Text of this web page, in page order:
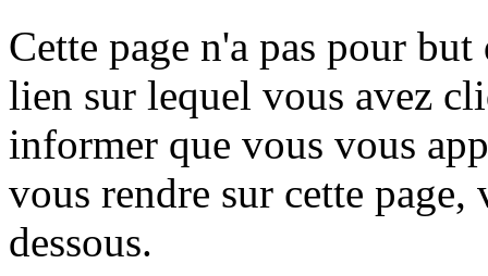
Cette page n'a pas pour
lien sur lequel vous avez
informer que vous vous
vous rendre sur cette
dessous.